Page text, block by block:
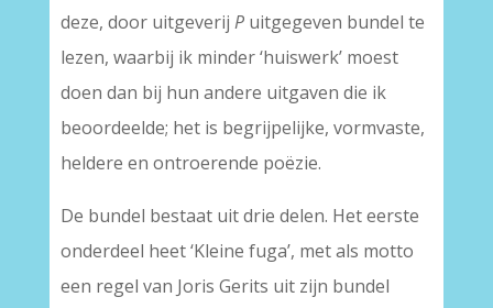
deze, door uitgeverij Puitgegeven bundel te
lezen, waarbij ik minder ‘huiswerk’ moest
doen dan bij hun andere uitgaven die ik
beoordeelde; het is begrijpelijke, vormvaste,
heldere en ontroerende poëzie.
De bundel bestaat uit drie delen. Het eerste
onderdeel heet ‘Kleine fuga’, met als motto
een regel van Joris Gerits uit zijn bundel